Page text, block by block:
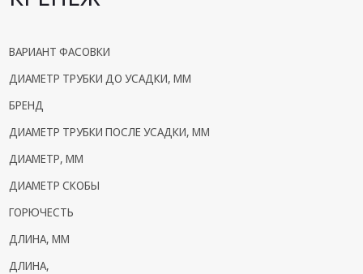
приставки
Блоки питания,
Пульты
дистанционного
управления
оборудование
Кронштейны
под ТВ, ЖК, СВЧ
ВАРИАНТ ФАСОВКИ
ДИАМЕТР ТРУБКИ ДО УСАДКИ, ММ
БРЕНД
ДИАМЕТР ТРУБКИ ПОСЛЕ УСАДКИ, ММ
ДИАМЕТР, ММ
ДИАМЕТР СКОБЫ
ГОРЮЧЕСТЬ
ДЛИНА, ММ
ДЛИНА,